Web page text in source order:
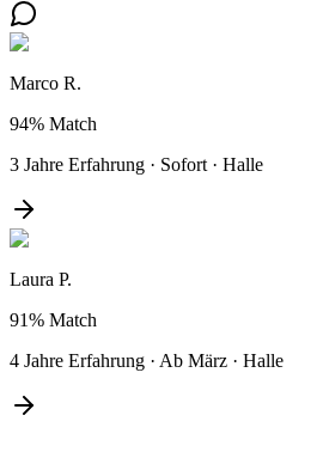
Marco R.
94% Match
3 Jahre Erfahrung · Sofort · Halle
Laura P.
91% Match
4 Jahre Erfahrung · Ab März · Halle